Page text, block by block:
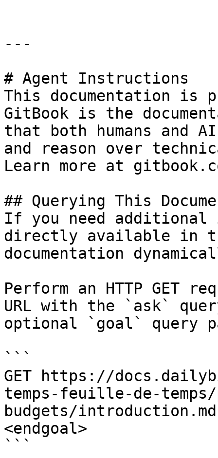
---
# Agent Instructions
This documentation is
GitBook is the
that both humans and
and reason over
Learn more at
## Querying This
If you need
directly available in
documentation
Perform an HTTP GET
URL with the `ask`
optional `goal` query
```
GET https://
temps-feuille-de-
budgets/
<endgoal>
```